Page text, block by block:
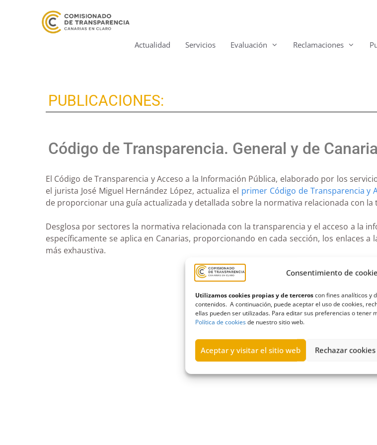
Consentimiento de
Utilizamos cookies propias y de terceroscon fines analíticos y
contenidos. A continuación, puede aceptar el uso de cookies,
ellas pueden ser utilizadas. Para editar sus preferencias o tener
Política de cookiesde nuestro sitio web.
Aceptar y visitar el sitio web Rechazar cookies
Actualidad Servicios Evaluación Reclamaciones
PUBLICACIONES:
Código de Transparencia. General y de
El Código de Transparencia y Acceso a la Información Pública, elaborado por los
el jurista José Miguel Hernández López, actualiza el primer Código de Transparencia y
de proporcionar una guía actualizada y detallada sobre la normativa relacionada con
Desglosa por sectores la normativa relacionada con la transparencia y el acceso a la
específicamente se aplica en Canarias, proporcionando en cada sección, los enlaces
más exhaustiva.